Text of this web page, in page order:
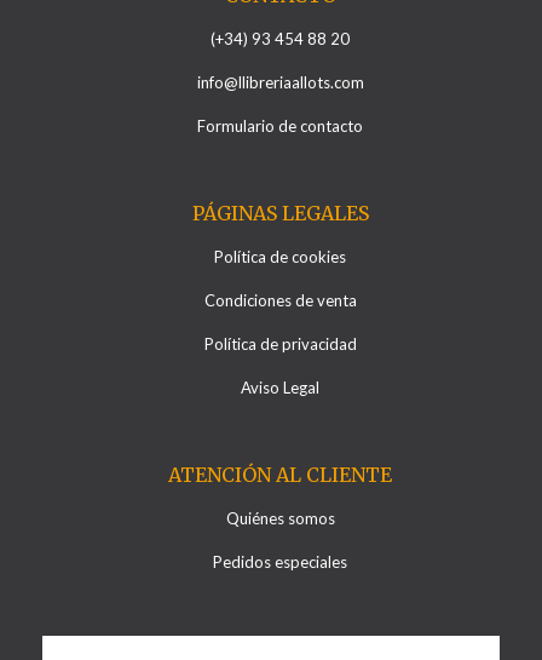
(+34) 93 454 88 20
info@llibreriaallots.com
Formulario de contacto
PÁGINAS LEGALES
Política de cookies
Condiciones de venta
Política de privacidad
Aviso Legal
ATENCIÓN AL CLIENTE
Quiénes somos
Pedidos especiales